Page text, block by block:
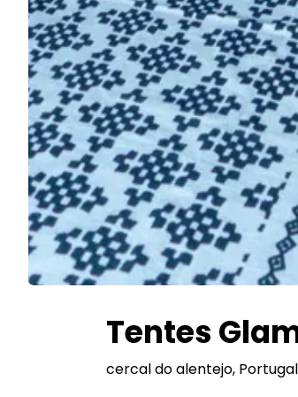
Tentes
cercal do alentejo, Portugal